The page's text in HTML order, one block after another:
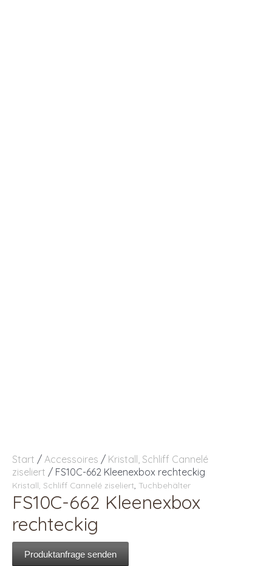
Start / Accessoires / Kristall, Schliff Cannelé
ziseliert / FS10C-662 Kleenexbox rechteckig
Kristall, Schliff Cannelé ziseliert Tuchbehälter
FS10C-662 Kleenexbox
rechteckig
Produktanfrage senden